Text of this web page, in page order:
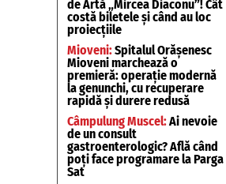
de Artă „Mircea Diaconu”! Cât
costă biletele și când au loc
proiecțiile
Mioveni:Spitalul Orășenesc
Mioveni marchează o
premieră: operație modernă
la genunchi, cu recuperare
rapidă și durere redusă
Câmpulung Muscel:Ai nevoie
de un consult
gastroenterologic? Află când
poți face programare la Parga
Sat